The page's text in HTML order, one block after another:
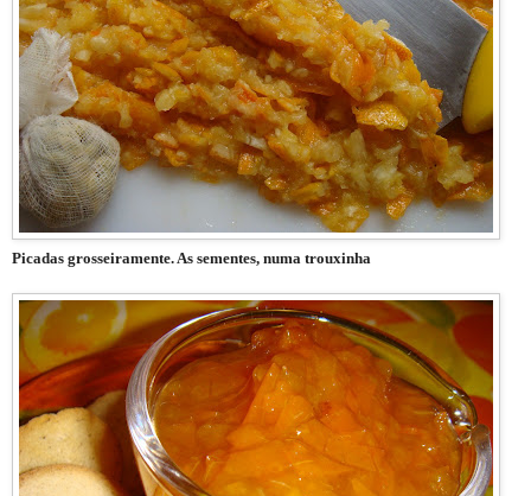
Picadas grosseiramente. As sementes, numa trouxinha